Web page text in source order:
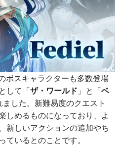
ボスキャラクターも多数登場
して「ザ・ワールド 」と「ベ
した。新難易度のクエスト
しめるものになっており、よ
新しいアクションの追加やち
ているとのことです。